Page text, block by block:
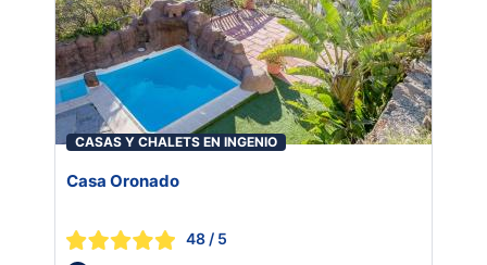
CASAS Y CHALETS EN INGENIO
Casa Oronado
48 / 5